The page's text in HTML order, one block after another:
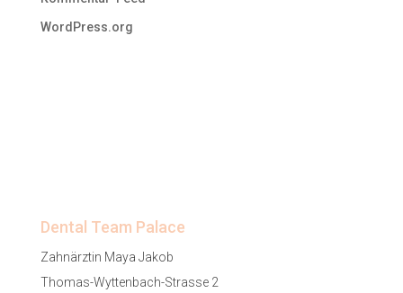
WordPress.org
Dental Team Palace
Zahnärztin Maya Jakob
Thomas-Wyttenbach-Strasse 2